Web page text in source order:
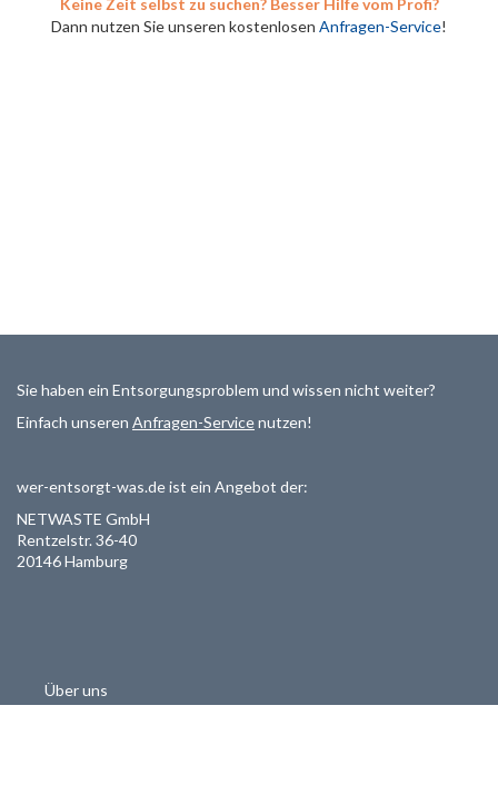
Keine Zeit selbst zu suchen? Besser Hilfe vom Profi?
Dann nutzen Sie unseren kostenlosen Anfragen-Service!
Sie haben ein Entsorgungsproblem und wissen nicht weiter?
Einfach unseren Anfragen-Servicenutzen!
wer-entsorgt-was.de ist ein Angebot der:
NETWASTE GmbH
Rentzelstr. 36-40
20146 Hamburg
Über uns